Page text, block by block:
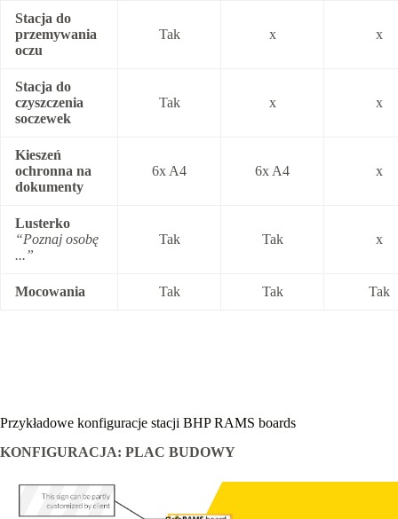
Stacja do
przemywania
oczu
Tak x x
Stacja do
czyszczenia
soczewek
Tak x x
Kieszeń
ochronna na
dokumenty
6x A4 6x A4 x
Lusterko
“Poznaj osobę
...”
Tak Tak x
Mocowania Tak Tak Tak
Przykładowe konfiguracje stacji BHP RAMS boards
KONFIGURACJA: PLAC BUDOWY